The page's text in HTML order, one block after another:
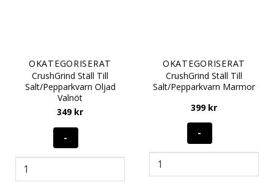
OKATEGORISERAT
CrushGrind Ställ Till
Salt/Pepparkvarn Oljad
Valnöt
349 kr
Ställ
OKATEGORISERAT
CrushGrind Ställ Till
Salt/Pepparkvarn Marmor
399 kr
Ställ